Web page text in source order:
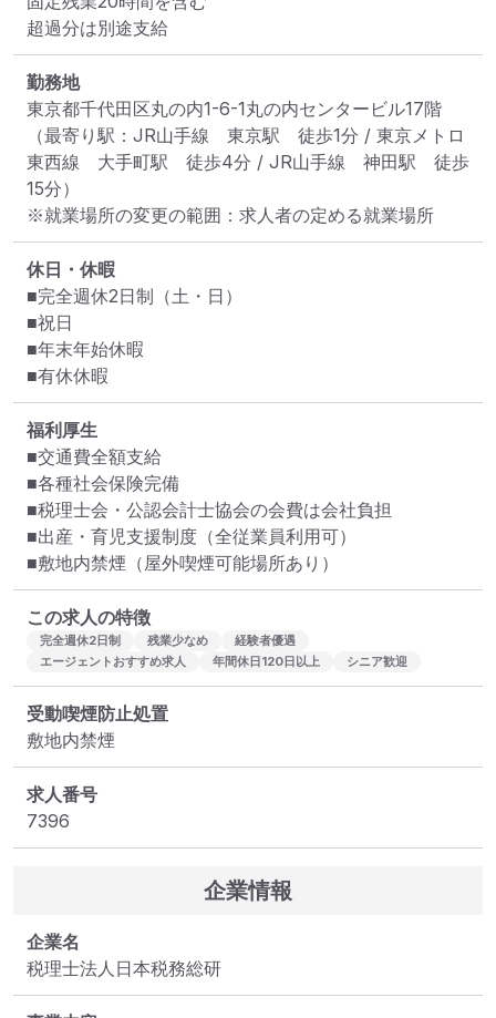
超過分は別途支給
勤務地
東京都千代田区丸の内1-6-1丸の内センタービル17階
（最寄り駅：JR山手線　東京駅　徒歩1分 / 東京メトロ
東西線　大手町駅　徒歩4分 / JR山手線　神田駅　徒歩
15分）
※就業場所の変更の範囲：求人者の定める就業場所
休日・休暇
■完全週休2日制（土・日）
■祝日
■年末年始休暇
■有休休暇
福利厚生
■交通費全額支給
■各種社会保険完備
■税理士会・公認会計士協会の会費は会社負担
■出産・育児支援制度（全従業員利用可）
■敷地内禁煙（屋外喫煙可能場所あり）
この求人の特徴
完全週休2日制 残業少なめ
経験者優遇
エージェントおすすめ求人
年間休日120日以上 シニア歓迎
受動喫煙防止処置
敷地内禁煙
求人番号
7396
企業情報
企業名
税理士法人日本税務総研